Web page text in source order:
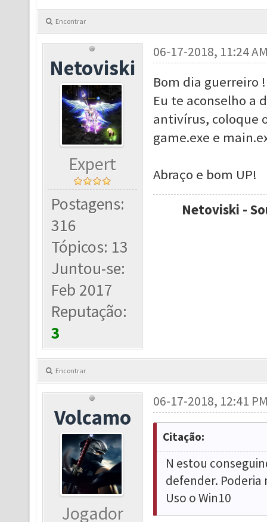
Encontrar
Netoviski
Expert
Postagens:
316
Tópicos: 13
Juntou-se:
Feb 2017
Reputação:
3
06-17-2018, 11:24
Bom dia guerreiro
Eu te aconselho a
antivírus, coloque
game.exe e
Abraço e bom UP!
Netoviski -
Encontrar
Volcamo
Jogador
06-17-2018, 12:41
Citação:
N estou
defender. Poderia
Uso o Win10